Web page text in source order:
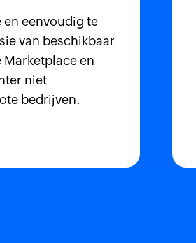
eenvoudig te
van beschikbaar
Marketplace en
niet
bedrijven.